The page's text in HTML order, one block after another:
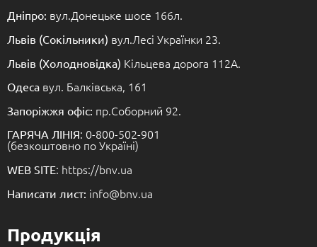
Дніпро: вул.Донецьке шосе 166л.
Львів (Сокільники) вул.Лесі Українки 23.
Львів (Холодновідка) Кільцева дорога 112А.
Одеса вул. Балківська, 161
Запоріжжя офіс: пр.Соборний 92.
ГАРЯЧА ЛІНІЯ: 0-800-502-901
(безкоштовно по Україні)
WEB SITE: https://bnv.ua
Написати лист: info@bnv.ua
Продукція